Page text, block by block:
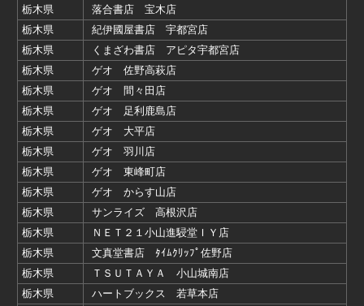
栃木県
落合書店 宝木店
栃木県
紀伊國屋書店 宇都宮店
栃木県
くまざわ書店 アピタ宇都宮店
栃木県
ゲオ 佐野高萩店
栃木県
ゲオ 間々田店
栃木県
ゲオ 足利鹿島店
栃木県
ゲオ 大平店
栃木県
ゲオ 羽川店
栃木県
ゲオ 東峰町店
栃木県
ゲオ からす山店
栃木県
サンライズ 高根沢店
栃木県
ＮＥＴ２１小山進駸堂ＩＹ店
栃木県
文真堂書店 ﾀｲﾑｸﾘｯﾌﾟ佐野店
栃木県
ＴＳＵＴＡＹＡ 小山城南店
栃木県
ハートブックス 若草本店